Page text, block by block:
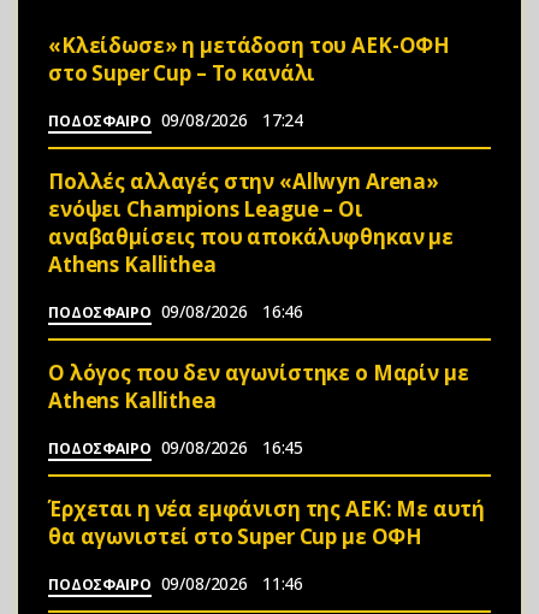
«Κλείδωσε» η μετάδοση του ΑΕΚ-ΟΦΗ
στο Super Cup – Το κανάλι
ΠΟΔΟΣΦΑΙΡΟ 09/08/2026 17:24
Πολλές αλλαγές στην «Allwyn Arena»
ενόψει Champions League – Οι
αναβαθμίσεις που αποκάλυφθηκαν με
Athens Kallithea
ΠΟΔΟΣΦΑΙΡΟ 09/08/2026 16:46
Ο λόγος που δεν αγωνίστηκε ο Μαρίν με
Athens Kallithea
ΠΟΔΟΣΦΑΙΡΟ 09/08/2026 16:45
Έρχεται η νέα εμφάνιση της ΑΕΚ: Με αυτή
θα αγωνιστεί στο Super Cup με ΟΦΗ
ΠΟΔΟΣΦΑΙΡΟ 09/08/2026 11:46